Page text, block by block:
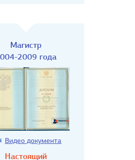
Магистр
2009 года
Видео документа
Настоящий